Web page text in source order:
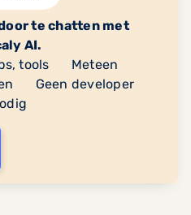
te chatten met
AI.
tools
Meteen
Geen developer